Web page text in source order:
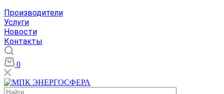
Производители
Услуги
Новости
Контакты
0